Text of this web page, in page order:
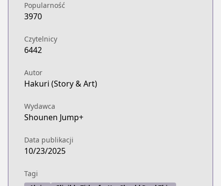
Popularność
3970
Czytelnicy
6442
Autor
Hakuri (Story & Art)
Wydawca
Shounen Jump+
Data publikacji
10/23/2025
Tagi